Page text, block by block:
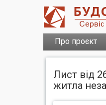
Про проєкт
Лист від
житла